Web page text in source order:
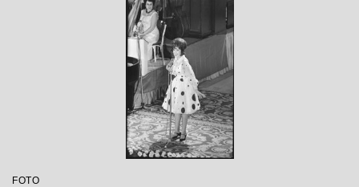
FOTO